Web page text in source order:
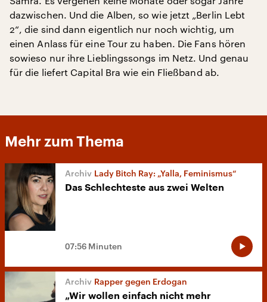
dazwischen. Und die Alben, so wie jetzt „Berlin Lebt
2“, die sind dann eigentlich nur noch wichtig, um
einen Anlass für eine Tour zu haben. Die Fans hören
sowieso nur ihre Lieblingssongs im Netz. Und genau
für die liefert Capital Bra wie ein Fließband ab.
Mehr zum Thema
Lady Bitch Ray: „Yalla, Feminismus“
Das Schlechteste aus zwei Welten
07:56 Minuten
Rapper gegen Erdogan
„Wir wollen einfach nicht mehr